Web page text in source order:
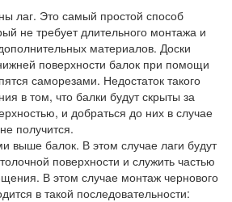
лаг. Это самый простой способ
не требует длительного монтажа и
материалов. Доски
поверхности балок при помощи
саморезами. Недостаток такого
в том, что балки будут скрыты за
и добраться до них в случае
получится.
выше балок. В этом случае лаги будут
поверхности и служить частью
В этом случае монтаж чернового
в такой последовательности: